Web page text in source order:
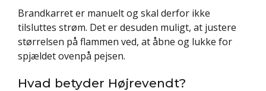
Brandkarret er manuelt og skal derfor ikke
tilsluttes strøm. Det er desuden muligt, at justere
størrelsen på flammen ved, at åbne og lukke for
spjældet ovenpå pejsen.
Hvad betyder Højrevendt?